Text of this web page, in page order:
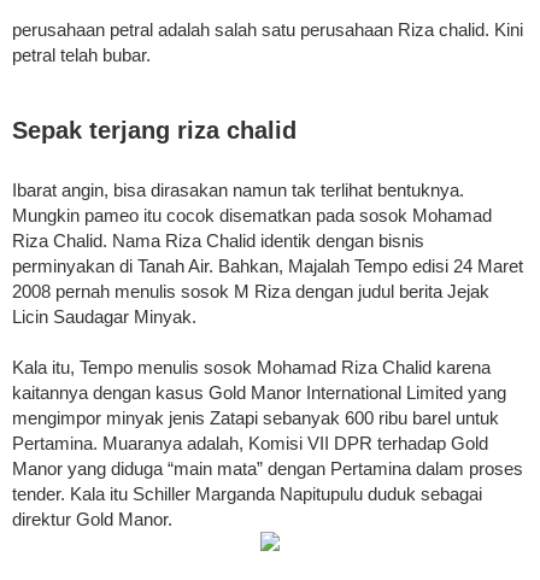
perusahaan petral adalah salah satu perusahaan Riza chalid. Kini
petral telah bubar.
Sepak terjang riza chalid
Ibarat angin, bisa dirasakan namun tak terlihat bentuknya.
Mungkin pameo itu cocok disematkan pada sosok Mohamad
Riza Chalid. Nama Riza Chalid identik dengan bisnis
perminyakan di Tanah Air. Bahkan, Majalah Tempo edisi 24 Maret
2008 pernah menulis sosok M Riza dengan judul berita Jejak
Licin Saudagar Minyak.
Kala itu, Tempo menulis sosok Mohamad Riza Chalid karena
kaitannya dengan kasus Gold Manor International Limited yang
mengimpor minyak jenis Zatapi sebanyak 600 ribu barel untuk
Pertamina. Muaranya adalah, Komisi VII DPR terhadap Gold
Manor yang diduga “main mata” dengan Pertamina dalam proses
tender. Kala itu Schiller Marganda Napitupulu duduk sebagai
direktur Gold Manor.